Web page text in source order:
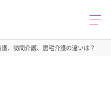
、訪問介護、居宅介護の違いは？